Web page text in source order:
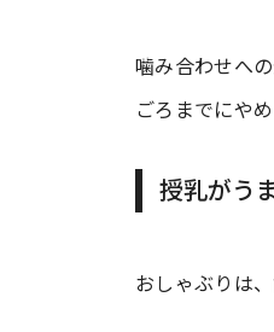
噛み合わせへ
ごろまでにや
授乳がう
おしゃぶりは